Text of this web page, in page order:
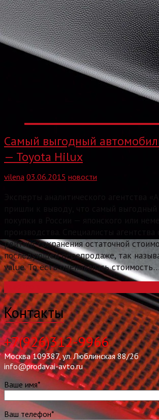
Самый выгодный
— Toyota Hilux
vilena 03.06.2015 новости
рейтинг сохранения остаточной
последующей перепродаже, так
value. То есть оценивалась стоимость…
Контакты
+7(926)312-9966
Москва 109387, ул. Люблинская 88/2б
info@prodavai-avto.ru
Ваше имя*
Ваш телефон*